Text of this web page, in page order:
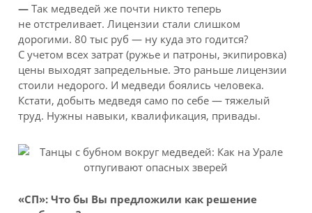
— Так медведей же почти никто теперь
не отстреливает. Лицензии стали слишком
дорогими. 80 тыс руб — ну куда это годится?
С учетом всех затрат (ружье и патроны, экипировка)
цены выходят запредельные. Это раньше лицензии
стоили недорого. И медведи боялись человека.
Кстати, добыть медведя само по себе — тяжелый
труд. Нужны навыки, квалификация, привады.
«СП»: Что бы Вы предложили как решение